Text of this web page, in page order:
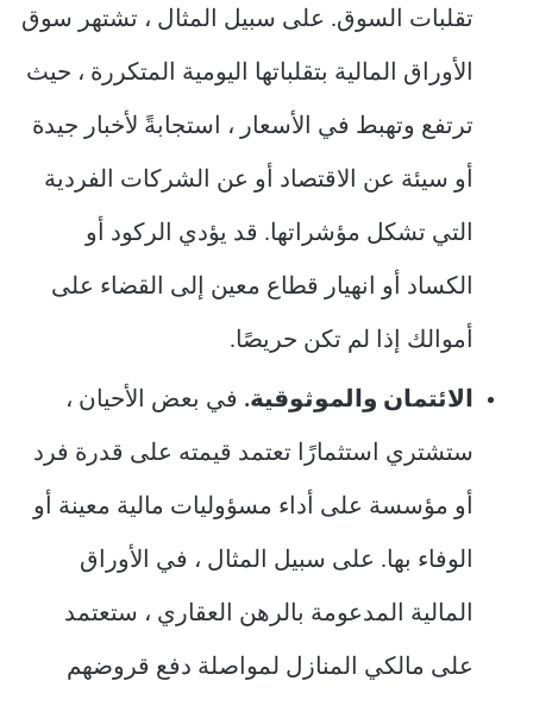
تقلبات السوق. على سبيل المثال ، تشتهر سوق
الأوراق المالية بتقلباتها اليومية المتكررة ، حيث
ترتفع وتهبط في الأسعار ، استجابةً لأخبار جيدة
أو سيئة عن الاقتصاد أو عن الشركات الفردية
التي تشكل مؤشراتها. قد يؤدي الركود أو
الكساد أو انهيار قطاع معين إلى القضاء على
أموالك إذا لم تكن حريصًا.
الائتمان والموثوقية. في بعض الأحيان ،
ستشتري استثمارًا تعتمد قيمته على قدرة فرد
أو مؤسسة على أداء مسؤوليات مالية معينة أو
الوفاء بها. على سبيل المثال ، في الأوراق
المالية المدعومة بالرهن العقاري ، ستعتمد
على مالكي المنازل لمواصلة دفع قروضهم